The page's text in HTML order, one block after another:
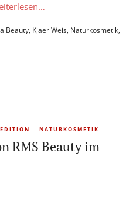
Beauty, Kjaer Weis, Naturkosmetik,
NATURKOSMETIK
RMS Beauty im